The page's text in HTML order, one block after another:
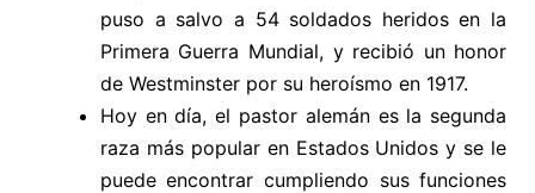
puso a salvo a 54 soldados heridos en la
Primera Guerra Mundial, y recibió un honor
de Westminster por su heroísmo en 1917.
Hoy en día, el pastor alemán es la segunda
raza más popular en Estados Unidos y se le
puede encontrar cumpliendo sus funciones